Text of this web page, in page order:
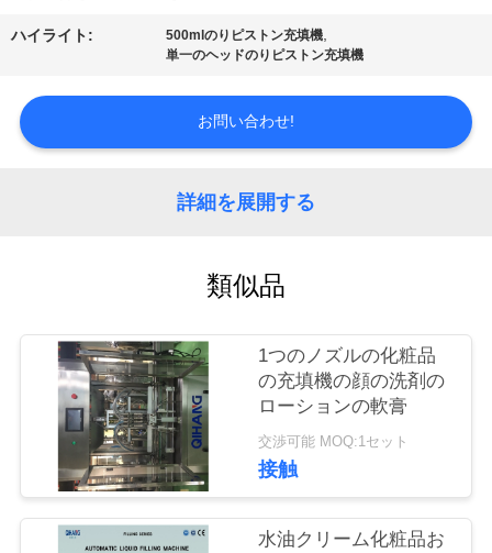
場
旅
達
ハイライト: 500mlのりピストン充填機,
単一のヘッドのりピストン充填機
お問い合わせ!
詳細を展開する
類似品
1つのノズルの化粧品
の充填機の顔の洗剤の
ローションの軟膏
交渉可能 MOQ:1セット
接触
水油クリーム化粧品お